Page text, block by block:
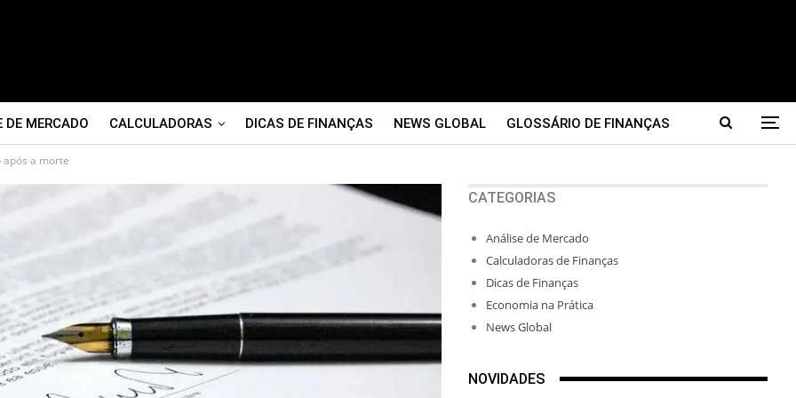
DE MERCADO CALCULADORAS DICAS DE FINANÇAS NEWS GLOBAL GLOSSÁRIO DE FINANÇAS
a morte
CATEGORIAS
Análise de Mercado
Calculadoras de Finanças
Dicas de Finanças
Economia na Prática
News Global
NOVIDADES